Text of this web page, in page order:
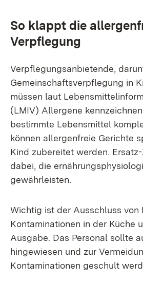
So klappt die
Verpflegung
Verpflegungsanbietende,
Gemeinschaftsverpflegung in
müssen laut
(LMIV) Allergene
bestimmte Lebensmittel
können allergenfreie Gerichte
Kind zubereitet werden.
dabei, die
gewährleisten.
Wichtig ist der Ausschluss von
Kontaminationen in der Küche
Ausgabe. Das Personal sollte
hingewiesen und zur
Kontaminationen geschult